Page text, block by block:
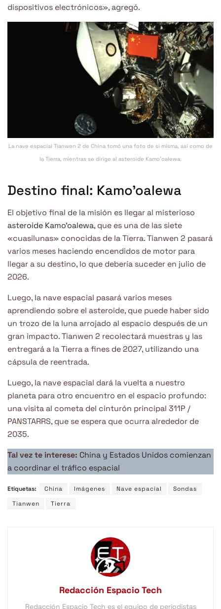
dispositivos electrónicos», agregó.
La nave espacial Tianwen 2 de China tomó una foto de sí misma, así como de
la Tierra, mientras se dirige al asteroide Kamo’oalewa.
Destino final: Kamo’oalewa
El objetivo final de la misión es llegar al misterioso
asteroide Kamo’oalewa, que es una de las siete
«cuasilunas» conocidas de la Tierra. Tianwen 2 pasará
varios meses haciendo encendidos de motor para
llegar a su destino, lo que debería suceder en julio de
2026.
Luego, la nave espacial pasará varios meses
aprendiendo sobre el asteroide, que puede haber sido
un trozo de la luna arrojado al espacio después de un
gran impacto. Tianwen 2 recolectará muestras y las
entregará a la Tierra a fines de 2027, utilizando una
cápsula de reentrada.
Luego, la nave espacial dará la vuelta a nuestro
planeta para otro encuentro en el espacio profundo:
una visita al cometa del cinturón principal 311P /
PANSTARRS, que se espera que ocurra alrededor de
2035.
Tal vez te interese: China y Estados Unidos comienzan
a coordinar el tráfico espacial
Etiquetas: China Imágenes Nave espacial
Sondas
Tianwen
Tierra
Redacción Espacio Tech
Redacción Espacio Tech es el equipo de periodistas